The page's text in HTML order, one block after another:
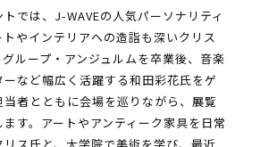
では、J-WAVEの人気パーソナリティ
トやインテリアへの造詣も深いクリス
ループ・アンジュルムを卒業後、音楽
など幅広く活躍する和田彩花氏をゲ
者とともに会場を巡りながら、展覧
す。アートやアンティーク家具を日常